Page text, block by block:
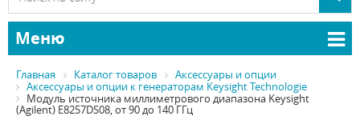
Меню
Главная Каталог товаров
Аксессуары и опции
Аксессуары и опции к генераторам Keysight Technologie
Модуль источника миллиметрового диапазона Keysight
(Agilent) E8257DS08, от 90 до 140 ГГц